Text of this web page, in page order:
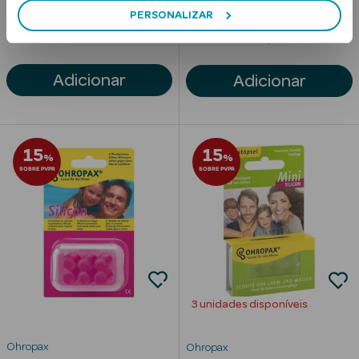
PERSONALIZAR
Anti-
Limpeza Facial
Desmaquilhantes
Esfoliantes
Máscaras
Faciais
Lábios
Solares
5 97
Adicionar
3 49
Adicionar
15%
SOBRE PVPR
Ohropax
15%
SOBRE PVPR
3 unidades disponíveis
Ohropax